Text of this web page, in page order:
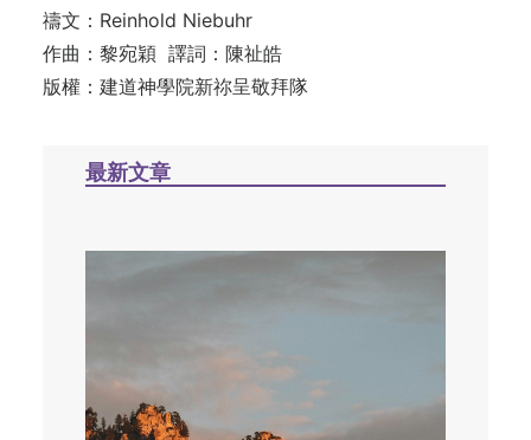
禱文：Reinhold Niebuhr
作曲：黎宛穎 譯詞：陳祉皓
版權：建道神學院新祢呈敬拜隊
最新文章